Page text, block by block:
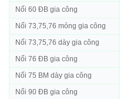
Nối 60 ĐB gia công
Nối 73,75,76 mỏng gia công
Nối 73,75,76 dày gia công
Nối 76 ĐB gia công
Nối 75 BM dày gia công
Nối 90 ĐB gia công